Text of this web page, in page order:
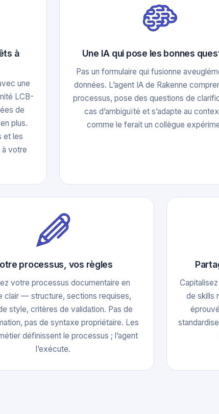
à
une
LCB-
de
plus.
et les
votre
Une IA qui pose les bonnes
Pas un formulaire qui fusionne
données. L’agent IA de Rakenne
processus, pose des questions de
cas d’ambiguïté et s’adapte au
comme le ferait un collègue
processus, vos règles
votre processus documentaire en
clair — structure, sections requises,
style, critères de validation. Pas de
pas de syntaxe propriétaire. Les
définissent le processus ; l’agent
l’exécute.
de skills